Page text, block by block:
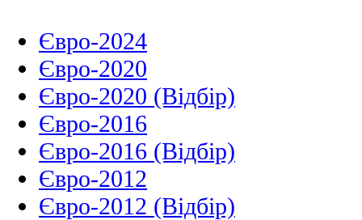
Євро-2024
Євро-2020
Євро-2020 (Відбір)
Євро-2016
Євро-2016 (Відбір)
Євро-2012
Євро-2012 (Відбір)